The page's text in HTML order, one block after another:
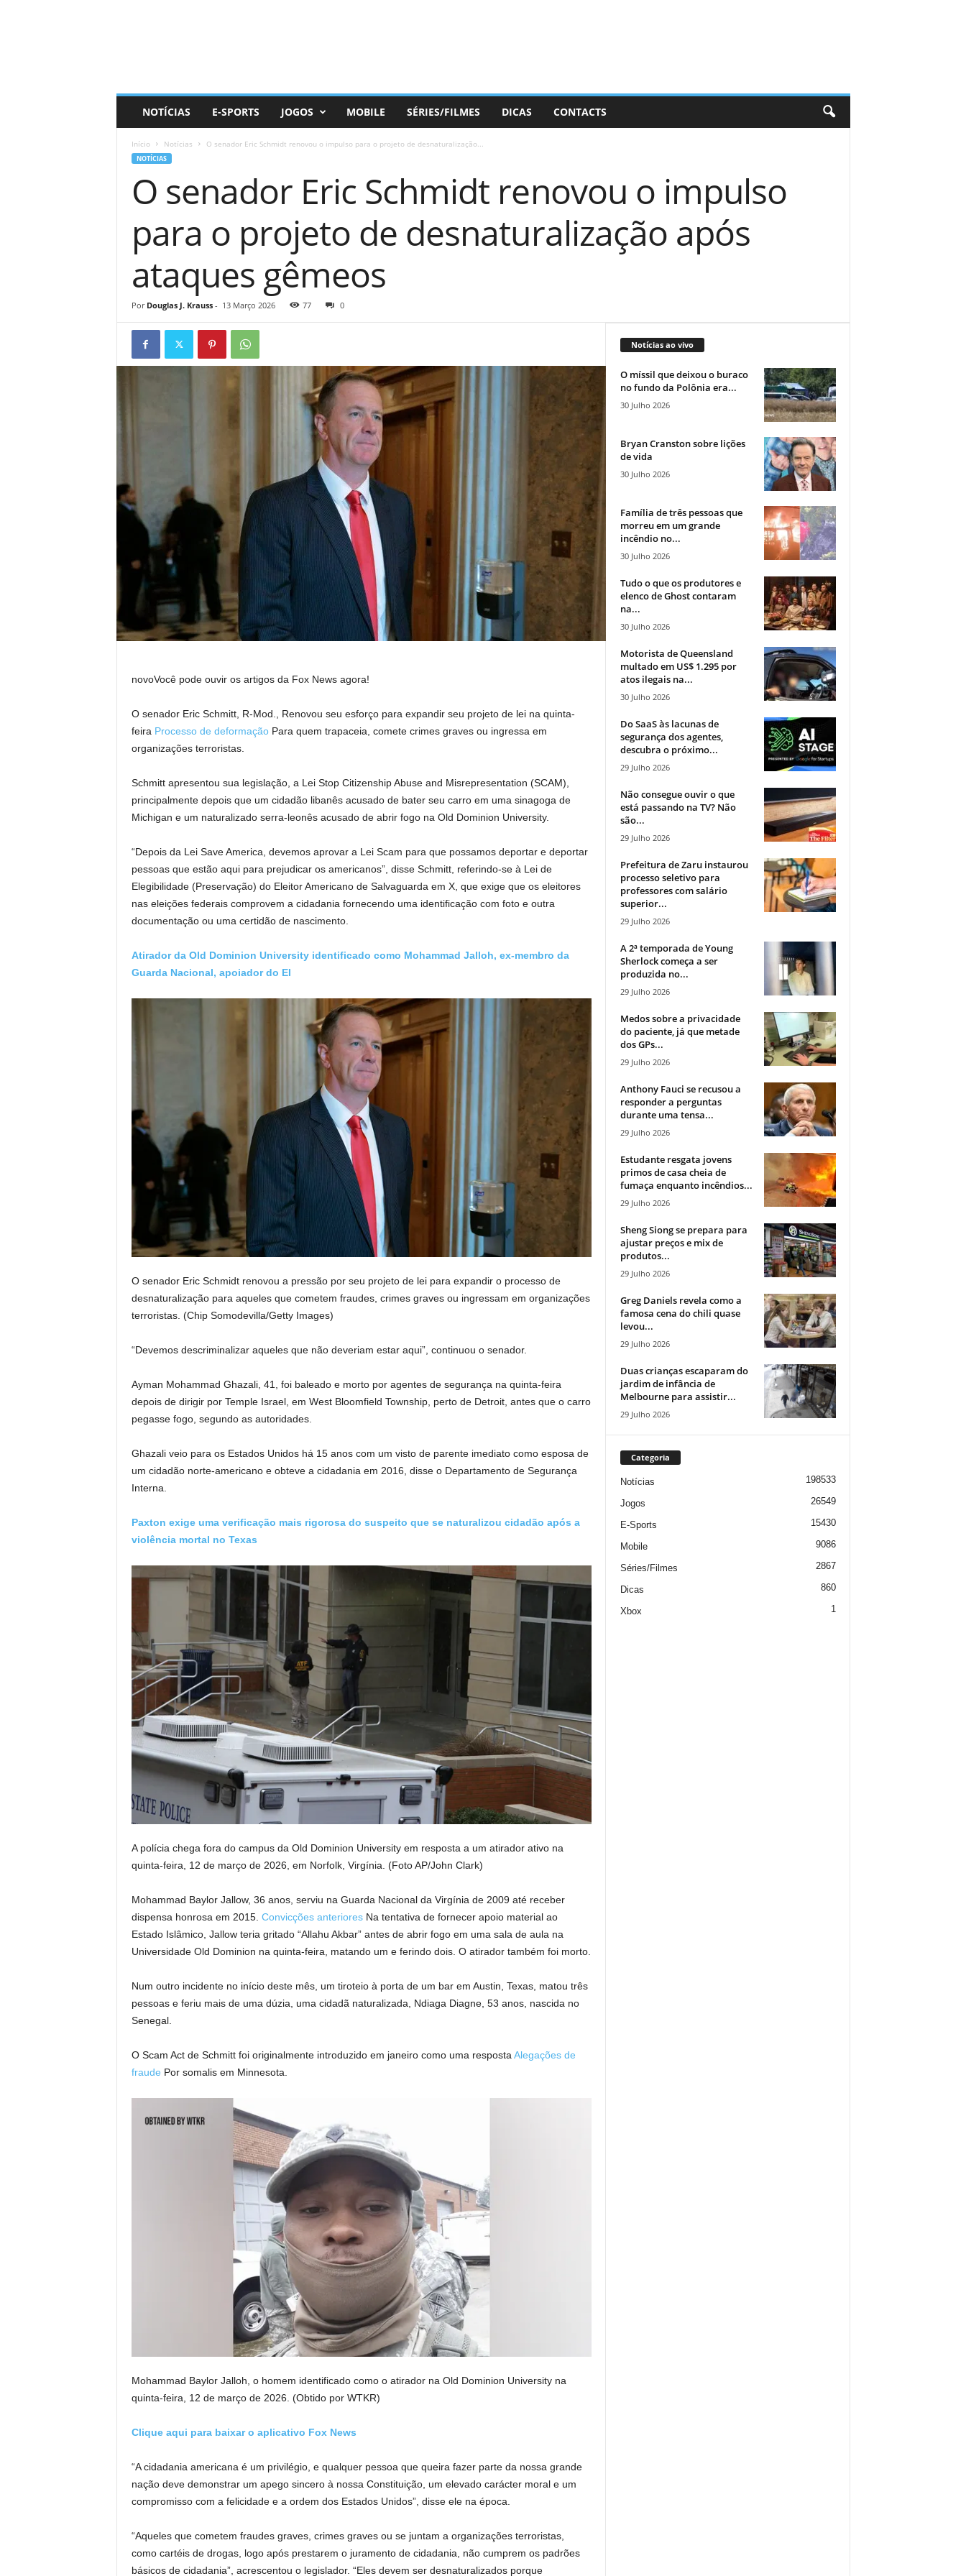
NOTÍCIAS E-SPORTS JOGOS MOBILE SÉRIES/FILMES DICAS CONTACTS
Início Notícias O senador Eric Schmidt renovou o impulso para o projeto de desnaturalização...
NOTÍCIAS
O senador Eric Schmidt renovou o impulso
para o projeto de desnaturalização após
ataques gêmeos
Por Douglas J. Krauss- 13 Março 2026 77 0
novoVocê pode ouvir os artigos da Fox News agora!
O senador Eric Schmitt, R-Mod., Renovou seu esforço para expandir seu projeto de lei na quinta-
feira Processo de deformaçãoPara quem trapaceia, comete crimes graves ou ingressa em
organizações terroristas.
Schmitt apresentou sua legislação, a Lei Stop Citizenship Abuse and Misrepresentation (SCAM),
principalmente depois que um cidadão libanês acusado de bater seu carro em uma sinagoga de
Michigan e um naturalizado serra-leonês acusado de abrir fogo na Old Dominion University.
“Depois da Lei Save America, devemos aprovar a Lei Scam para que possamos deportar e deportar
pessoas que estão aqui para prejudicar os americanos”, disse Schmitt, referindo-se à Lei de
Elegibilidade (Preservação) do Eleitor Americano de Salvaguarda em X, que exige que os eleitores
nas eleições federais comprovem a cidadania fornecendo uma identificação com foto e outra
documentação ou uma certidão de nascimento.
Atirador da Old Dominion University identificado como Mohammad Jalloh, ex-membro da
Guarda Nacional, apoiador do EI
O senador Eric Schmidt renovou a pressão por seu projeto de lei para expandir o processo de
desnaturalização para aqueles que cometem fraudes, crimes graves ou ingressam em organizações
terroristas. (Chip Somodevilla/Getty Images)
“Devemos descriminalizar aqueles que não deveriam estar aqui”, continuou o senador.
Ayman Mohammad Ghazali, 41, foi baleado e morto por agentes de segurança na quinta-feira
depois de dirigir por Temple Israel, em West Bloomfield Township, perto de Detroit, antes que o carro
pegasse fogo, segundo as autoridades.
Ghazali veio para os Estados Unidos há 15 anos com um visto de parente imediato como esposa de
um cidadão norte-americano e obteve a cidadania em 2016, disse o Departamento de Segurança
Interna.
Paxton exige uma verificação mais rigorosa do suspeito que se naturalizou cidadão após a
violência mortal no Texas
A polícia chega fora do campus da Old Dominion University em resposta a um atirador ativo na
quinta-feira, 12 de março de 2026, em Norfolk, Virgínia. (Foto AP/John Clark)
Mohammad Baylor Jallow, 36 anos, serviu na Guarda Nacional da Virgínia de 2009 até receber
dispensa honrosa em 2015. Convicções anterioresNa tentativa de fornecer apoio material ao
Estado Islâmico, Jallow teria gritado “Allahu Akbar” antes de abrir fogo em uma sala de aula na
Universidade Old Dominion na quinta-feira, matando um e ferindo dois. O atirador também foi morto.
Num outro incidente no início deste mês, um tiroteio à porta de um bar em Austin, Texas, matou três
pessoas e feriu mais de uma dúzia, uma cidadã naturalizada, Ndiaga Diagne, 53 anos, nascida no
Senegal.
O Scam Act de Schmitt foi originalmente introduzido em janeiro como uma resposta Alegações de
fraude Por somalis em Minnesota.
Mohammad Baylor Jalloh, o homem identificado como o atirador na Old Dominion University na
quinta-feira, 12 de março de 2026. (Obtido por WTKR)
Clique aqui para baixar o aplicativo Fox News
“A cidadania americana é um privilégio, e qualquer pessoa que queira fazer parte da nossa grande
nação deve demonstrar um apego sincero à nossa Constituição, um elevado carácter moral e um
compromisso com a felicidade e a ordem dos Estados Unidos”, disse ele na época.
“Aqueles que cometem fraudes graves, crimes graves ou se juntam a organizações terroristas,
como cartéis de drogas, logo após prestarem o juramento de cidadania, não cumprem os padrões
básicos de cidadania”, acrescentou o legislador. “Eles devem ser desnaturalizados porque
Notícias ao vivo
O míssil que deixou o buraco
no fundo da Polônia era...
30 Julho 2026
Bryan Cranston sobre lições
de vida
30 Julho 2026
Família de três pessoas que
morreu em um grande
incêndio no...
30 Julho 2026
Tudo o que os produtores e
elenco de Ghost contaram
na...
30 Julho 2026
Motorista de Queensland
multado em US$ 1.295 por
atos ilegais na...
30 Julho 2026
Do SaaS às lacunas de
segurança dos agentes,
descubra o próximo...
29 Julho 2026
Não consegue ouvir o que
está passando na TV? Não
são...
29 Julho 2026
Prefeitura de Zaru instaurou
processo seletivo para
professores com salário
superior...
29 Julho 2026
A 2ª temporada de Young
Sherlock começa a ser
produzida no...
29 Julho 2026
Medos sobre a privacidade
do paciente, já que metade
dos GPs...
29 Julho 2026
Anthony Fauci se recusou a
responder a perguntas
durante uma tensa...
29 Julho 2026
Estudante resgata jovens
primos de casa cheia de
fumaça enquanto incêndios...
29 Julho 2026
Sheng Siong se prepara para
ajustar preços e mix de
produtos...
29 Julho 2026
Greg Daniels revela como a
famosa cena do chili quase
levou...
29 Julho 2026
Duas crianças escaparam do
jardim de infância de
Melbourne para assistir...
29 Julho 2026
Categoria
Notícias 198533
Jogos 26549
E-Sports 15430
Mobile 9086
Séries/Filmes 2867
Dicas 860
Xbox 1